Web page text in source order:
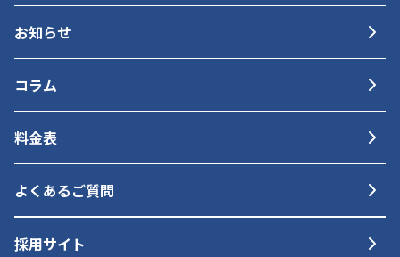
お知らせ
コラム
料金表
よくあるご質問
採用サイト